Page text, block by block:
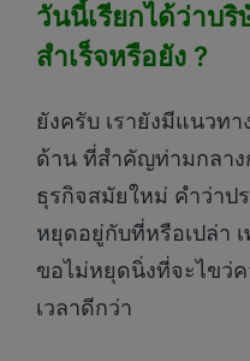
วันนี้เรียกได้ว่าบ
สำเร็จหรือยัง ?
ยังครับ เรายังมีแนวท
ด้าน ที่สำคัญท่ามกลาง
ธุรกิจสมัยใหม่ คำว่าป
หยุดอยู่กับที่หรือเปล่า
ขอไม่หยุดนิ่งที่จะไขว่
เวลาดีกว่า